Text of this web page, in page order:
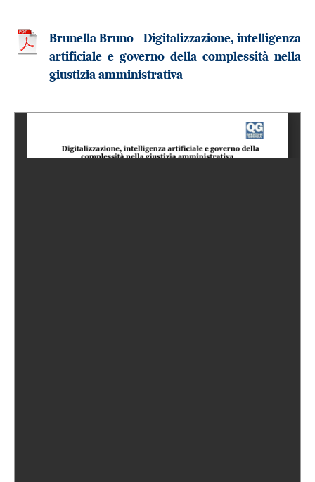
Brunella Bruno - Digitalizzazione, intelligenza
artificiale e governo della complessità nella
giustizia amministrativa